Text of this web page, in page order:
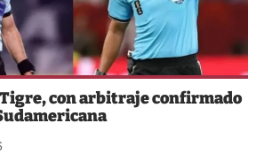
Tigre, con arbitraje confirmado